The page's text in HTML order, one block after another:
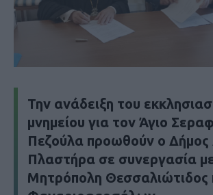
Την ανάδειξη του
μνημείου για τον Άγιο
Πεζούλα προωθούν ο Δήμος
Πλαστήρα σε συνεργασία
Μητρόπολη Θεσσαλιώτιδος